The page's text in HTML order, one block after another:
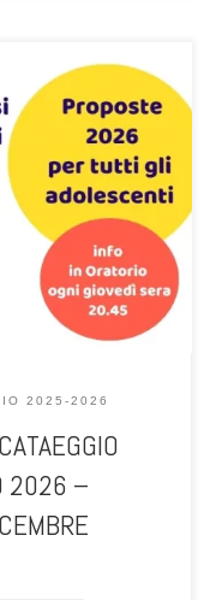
per le attività
2025-2026
2026 –